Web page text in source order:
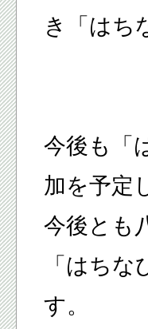
き「はち
今後も「
加を予定
今後とも
「はち
す。